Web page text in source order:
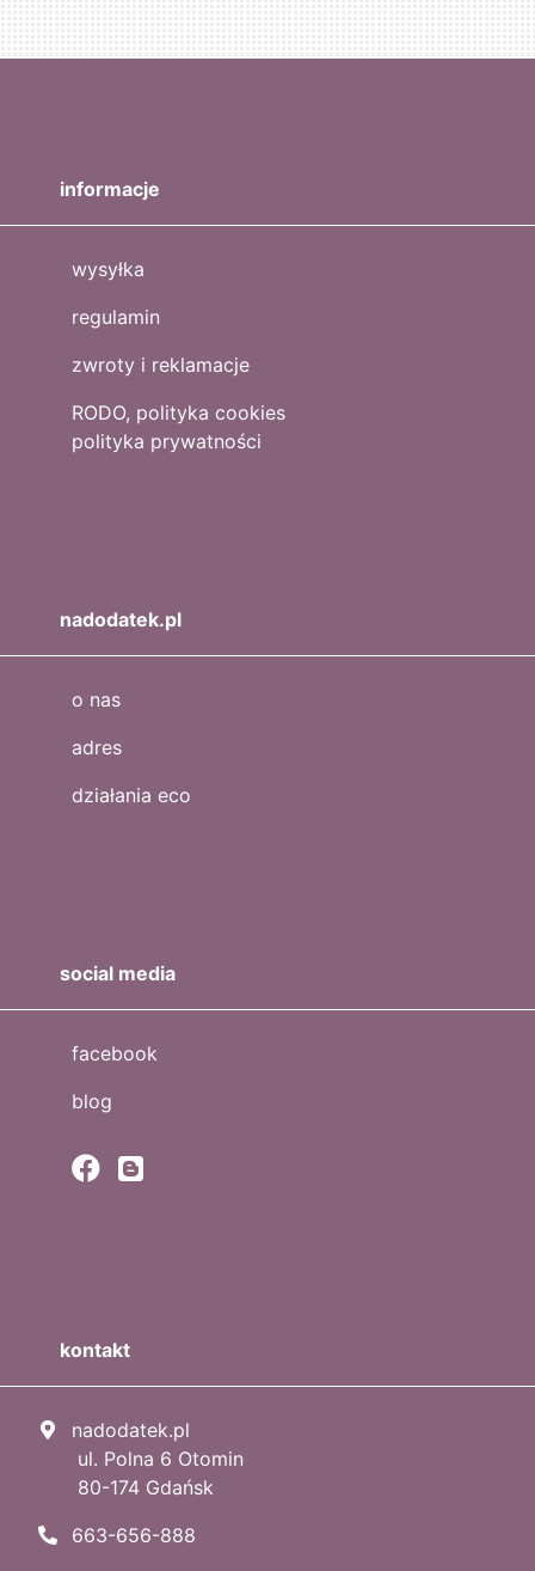
informacje
wysyłka
regulamin
zwroty i reklamacje
RODO, polityka cookies
polityka prywatności
nadodatek.pl
o nas
adres
działania eco
social media
facebook
blog
kontakt
nadodatek.pl
ul. Polna 6 Otomin
80-174 Gdańsk
663-656-888